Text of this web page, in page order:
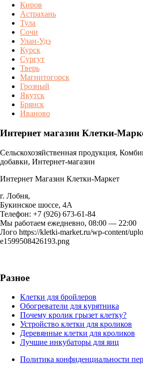
Киров
Астрахань
Тула
Сочи
Улан-Удэ
Курск
Сургут
Тверь
Магнитогорск
Грозный
Якутск
Брянск
Иваново
Интернет магазин Клетки-
Сельскохозяйственная продукция,
добавки, Интернет-магазин
Интернет Магазин Клетки-Маркет
г. Лобня,
Букинское шоссе, 4А
Телефон: +7 (926) 673-61-84
Мы работаем ежедневно, 08:00 — 22:00
Лого https://kletki-market.ru/wp-content/
e1599508426193.png
Разное
Клетки для бройлеров
Обогреватели для курятника
Почему кролик грызет клетку?
Устройство клетки для кроликов
Деревянные клетки для кроликов
Лучшие инкубаторы для яиц
Политика конфиденциальности